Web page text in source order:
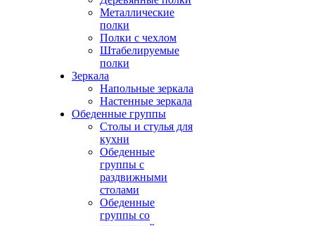
Металлические
полки
Полки с чехлом
Штабелируемые
полки
Зеркала
Напольные зеркала
Настенные зеркала
Обеденные группы
Столы и стулья для
кухни
Обеденные
группы с
раздвижными
столами
Обеденные
группы со